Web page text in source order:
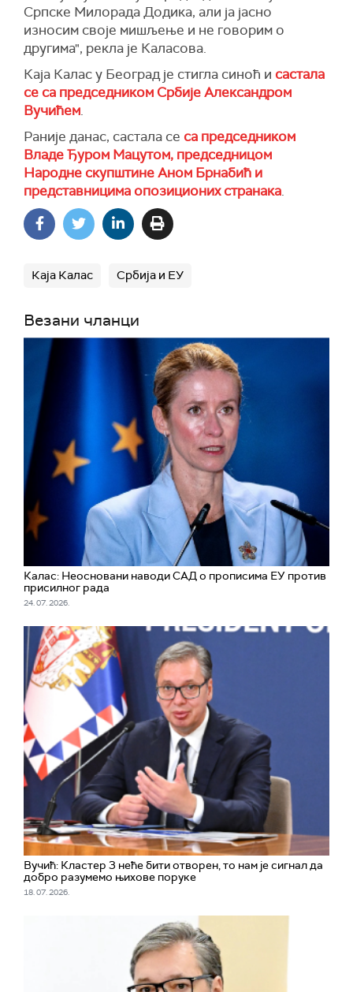
Српске Милорада Додика, али ја јасно
износим своје мишљење и не говорим о
другима", рекла је Каласова.
Каја Калас у Београд је стигла синоћ и састала
се са председником Србије Александром
Вучићем.
Раније данас, састала се са председником
Владе Ђуром Мацутом, председницом
Народне скупштине Аном Брнабић и
представницима опозиционих странака.
Каја Калас Србија и ЕУ
Везани чланци
Калас: Неосновани наводи САД о прописима ЕУ против
присилног рада
24. 07. 2026.
Вучић: Кластер 3 неће бити отворен, то нам је сигнал да
добро разумемо њихове поруке
18. 07. 2026.